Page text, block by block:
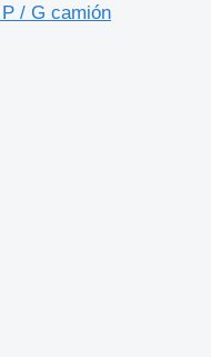
/ G camión